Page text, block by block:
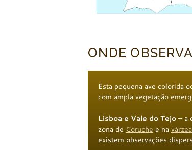
ONDE
Esta pequena ave colorida
com ampla vegetação
Lisboa e Vale do Tejo – a
zona de Coruche e na
existem observações